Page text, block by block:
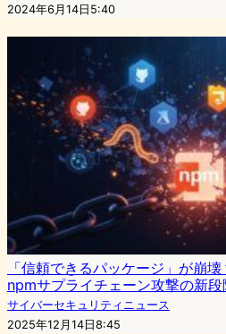
2024年6月14日5:40
「信頼できるパッケージ」が崩
npmサプライチェーン攻撃の新段
サイバーセキュリティニュース
2025年12月14日8:45